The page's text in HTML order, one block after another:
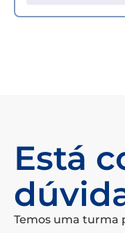
Está
Temos uma turma